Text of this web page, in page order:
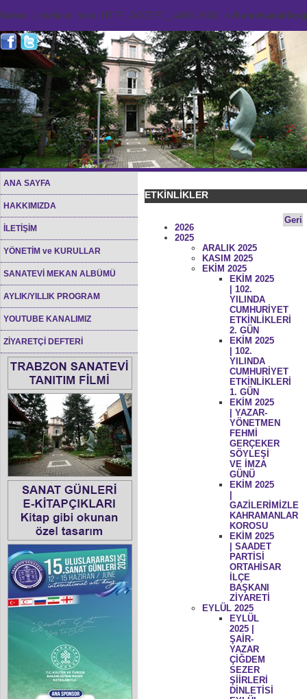
Notice: Undefined index: HTTP_ACCEPT_LANGUAGE in /home/
ANA SAYFA
HAKKIMIZDA
İLETİŞİM
YÖNETİM ve KURULLAR
SANATEVİ MEKAN ALBÜMÜ
AYLIK/YILLIK PROGRAM
YOUTUBE KANALIMIZ
ZİYARETÇİ DEFTERİ
ETKİNLİKLER
Geri
2026
2025
ARALIK 2025
KASIM 2025
EKİM 2025
EKİM 2025
| 102.
YILINDA
CUMHURİYET
ETKİNLİKLERİ
2. GÜN
EKİM 2025
| 102.
YILINDA
CUMHURİYET
ETKİNLİKLERİ
1. GÜN
EKİM 2025
| YAZAR-
YÖNETMEN
FEHMİ
GERÇEKER
SÖYLEŞİ
VE İMZA
GÜNÜ
EKİM 2025
GAZİLERİMİZLE
KAHRAMANLAR
KOROSU
EKİM 2025
| SAADET
PARTİSİ
ORTAHİSAR
İLÇE
BAŞKANI
ZİYARETİ
EYLÜL 2025
EYLÜL
2025 |
ŞAİR-
YAZAR
ÇİĞDEM
SEZER
ŞİİRLERİ
DİNLETİSİ